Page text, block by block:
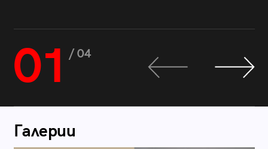
01 / 04
Галерии